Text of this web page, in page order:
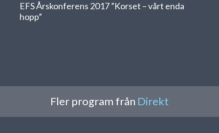
EFS Årskonferens 2017 ”Korset – vårt enda
hopp”
Fler program från Direkt